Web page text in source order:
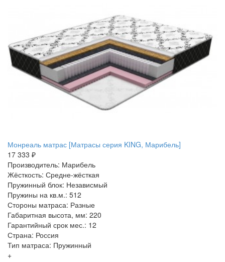
Монреаль матрас [Матрасы серия KING, Марибель]
17 333 ₽
Производитель: Марибель
Жёсткость: Средне-жёсткая
Пружинный блок: Независмый
Пружины на кв.м.: 512
Стороны матраса: Разные
Габаритная высота, мм: 220
Гарантийный срок мес.: 12
Страна: Россия
Тип матраса: Пружинный
+